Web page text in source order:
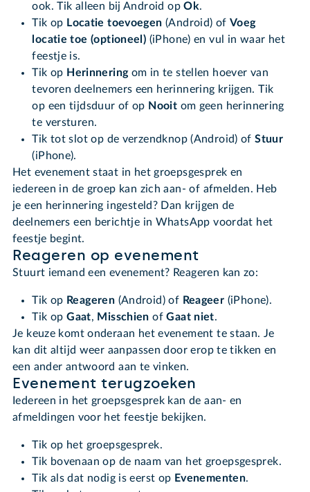
ook. Tik alleen bij Android opOk.
Tik op Locatie toevoegen(Android) of Voeg
locatie toe (optioneel) (iPhone) en vul in waar het
feestje is.
Tik op Herinnering om in te stellen hoever van
tevoren deelnemers een herinnering krijgen. Tik
op een tijdsduur of op Nooit om geen herinnering
te versturen.
Tik tot slot op de verzendknop (Android) ofStuur
(iPhone).
Het evenement staat in het groepsgesprek en
iedereen in de groep kan zich aan- of afmelden. Heb
je een herinnering ingesteld? Dan krijgen de
deelnemers een berichtje in WhatsApp voordat het
feestje begint.
Reageren op evenement
Stuurt iemand een evenement? Reageren kan zo:
Tik op Reageren (Android) of Reageer (iPhone).
Tik opGaat, MisschienofGaat niet.
Je keuze komt onderaan het evenement te staan. Je
kan dit altijd weer aanpassen door erop te tikken en
een ander antwoord aan te vinken.
Evenement terugzoeken
Iedereen in het groepsgesprek kan de aan- en
afmeldingen voor het feestje bekijken.
Tik op het groepsgesprek.
Tik bovenaan op de naam van het groepsgesprek.
Tik als dat nodig is eerst op Evenementen.